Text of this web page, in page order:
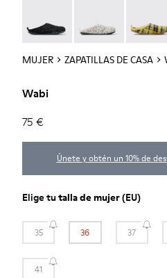
MUJER ZAPATILLAS DE CASA
Wabi
75 €
Únete y obtén un 10% de
Elige tutalla de mujer(EU)
35 36 37
41